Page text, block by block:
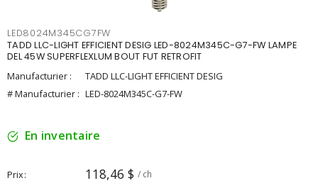
LED8024M345CG7FW
TADD LLC-LIGHT EFFICIENT DESIG LED-8024M345C-G7-FW LAMPE
DEL 45W SUPERFLEXLUM BOUT FUT RETROFIT
Manufacturier :
TADD LLC-LIGHT EFFICIENT DESIG
# Manufacturier : LED-8024M345C-G7-FW
En inventaire
Prix 118,46 $ / ch